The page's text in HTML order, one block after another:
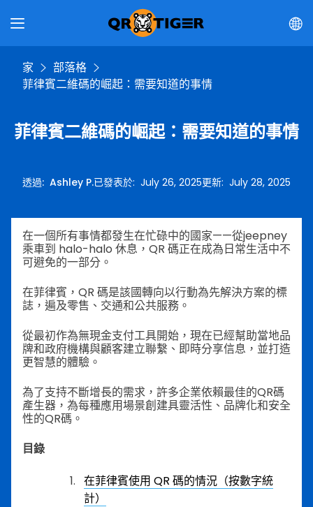
家
部落格
菲律賓二維碼的崛起：需要知道的事情
菲律賓二維碼的崛起：需要知道的事情
透過: Ashley P.已發表於: July 26, 2025更新: July 28, 2025
在一個所有事情都發生在忙碌中的國家——從jeepney
乘車到 halo-halo 休息，QR 碼正在成為日常生活中不
可避免的一部分。
在菲律賓，QR 碼是該國轉向以行動為先解決方案的標
誌，遍及零售、交通和公共服務。
從最初作為無現金支付工具開始，現在已經幫助當地品
牌和政府機構與顧客建立聯繫、即時分享信息，並打造
更智慧的體驗。
為了支持不斷增長的需求，許多企業依賴最佳的QR碼
產生器，為每種應用場景創建具靈活性、品牌化和安全
性的QR碼。
目錄
在菲律賓使用 QR 碼的情況（按數字統
計）